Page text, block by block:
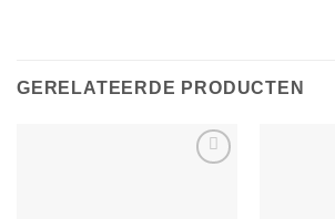
GERELATEERDE PRODUCTEN